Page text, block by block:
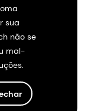
sua
não se
mal-